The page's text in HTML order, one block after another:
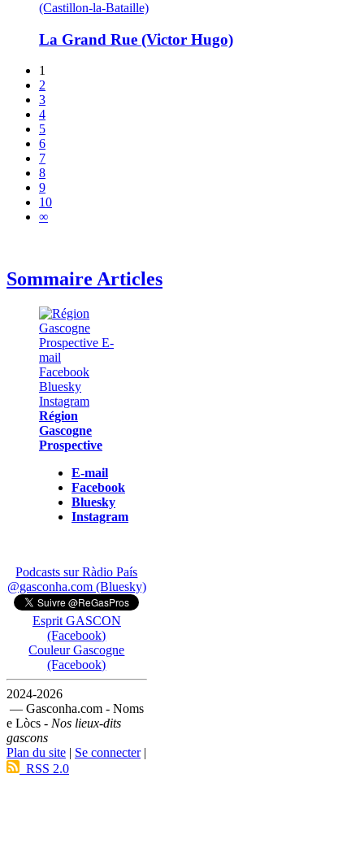
(Castillon-la-Bataille)
La Grand Rue (Victor Hugo)
1
2
3
4
5
6
7
8
9
10
∞
Sommaire Articles
Région
Gascogne
Prospective
E-mail
Facebook
Bluesky
Instagram
Podcasts sur Ràdio País
@gasconha.com (Bluesky)
Esprit GASCON
(Facebook)
Couleur Gascogne
(Facebook)
2024-2026
— Gasconha.com - Noms
e Lòcs - Nos lieux-dits
gascons
Plan du site | Se connecter|
RSS 2.0